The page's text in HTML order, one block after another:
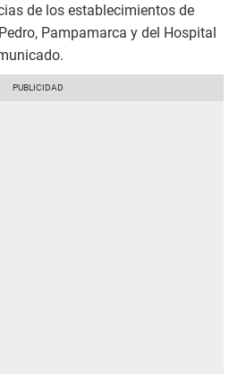
de los establecimientos de
Pampamarca y del Hospital